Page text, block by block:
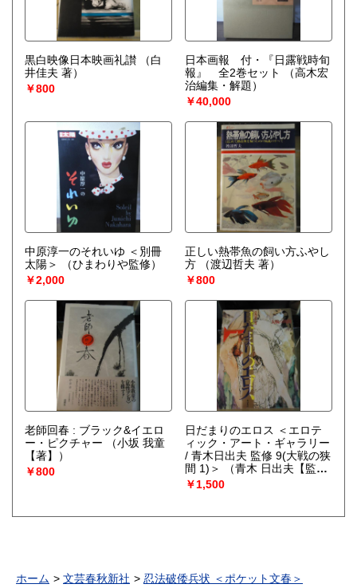
黒白映像日本映画礼讃
（白
井佳夫 著）
￥800
日本画報 付・『日露戦時旬
報』 全2巻セット
（高木宏
治編集・解題）
￥40,000
中原淳一のそれいゆ ＜別冊
太陽＞
（ひまわりや監修）
￥2,000
正しい熱帯魚の飼い方ふやし
方
（渡辺哲夫 著）
￥800
老師回春 : ブラック&イエロ
ー・ピクチャー
（小坂 我童
【著】）
￥800
日だまりのエロス ＜エロテ
ィック・アート・ギャラリー
/ 青木日出夫 監修 9(大戦の狭
間 1)＞
（青木 日出夫【監
修】）
￥1,500
ホーム 文芸春秋新社 忍法破倭兵状 ＜ポケット文春＞